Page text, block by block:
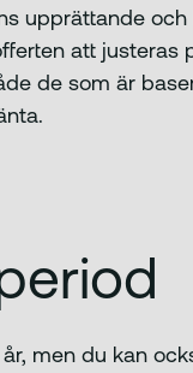
upprättande och
att justeras
de som är
men du kan